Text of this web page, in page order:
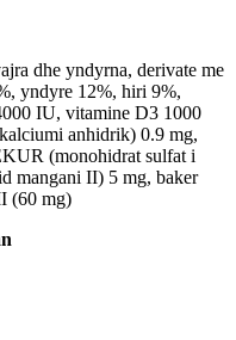
dhe yndyrna, derivate me
yndyrе 12%, hiri 9%,
IU, vitaminе D3 1000
anhidrik) 0.9 mg,
(monohidrat sulfat i
mangani II) 5 mg, bakеr
(60 mg)